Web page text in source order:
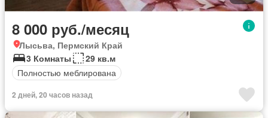
8 000 руб./месяц
Лысьва, Пермский Край
3 Комнаты
29 кв.м
Полностью меблирована
2 дней, 20 часов назад